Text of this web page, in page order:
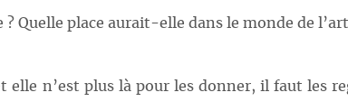
Quelle place aurait-elle dans le monde de
elle n’est plus là pour les donner, il faut les